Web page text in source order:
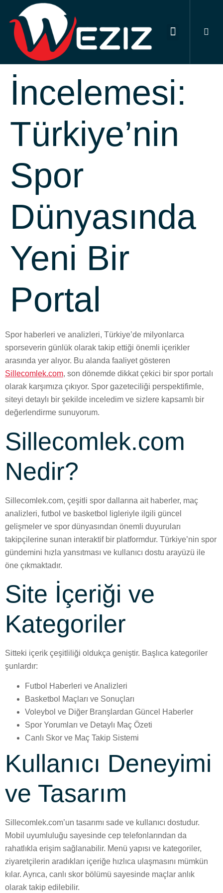
İncelemesi:
Türkiye’nin
Spor
Dünyasında
Yeni Bir
Portal
Spor haberleri ve analizleri, Türkiye’de milyonlarca
sporseverin günlük olarak takip ettiği önemli içerikler
arasında yer alıyor. Bu alanda faaliyet gösteren
Sillecomlek.com, son dönemde dikkat çekici bir spor portalı
olarak karşımıza çıkıyor. Spor gazeteciliği perspektifimle,
siteyi detaylı bir şekilde inceledim ve sizlere kapsamlı bir
değerlendirme sunuyorum.
Sillecomlek.com
Nedir?
Sillecomlek.com, çeşitli spor dallarına ait haberler, maç
analizleri, futbol ve basketbol ligleriyle ilgili güncel
gelişmeler ve spor dünyasından önemli duyuruları
takipçilerine sunan interaktif bir platformdur. Türkiye’nin spor
gündemini hızla yansıtması ve kullanıcı dostu arayüzü ile
öne çıkmaktadır.
Site İçeriği ve
Kategoriler
Sitteki içerik çeşitliliği oldukça geniştir. Başlıca kategoriler
şunlardır:
Futbol Haberleri ve Analizleri
Basketbol Maçları ve Sonuçları
Voleybol ve Diğer Branşlardan Güncel Haberler
Spor Yorumları ve Detaylı Maç Özeti
Canlı Skor ve Maç Takip Sistemi
Kullanıcı Deneyimi
ve Tasarım
Sillecomlek.com’un tasarımı sade ve kullanıcı dostudur.
Mobil uyumluluğu sayesinde cep telefonlarından da
rahatlıkla erişim sağlanabilir. Menü yapısı ve kategoriler,
ziyaretçilerin aradıkları içeriğe hızlıca ulaşmasını mümkün
kılar. Ayrıca, canlı skor bölümü sayesinde maçlar anlık
olarak takip edilebilir.